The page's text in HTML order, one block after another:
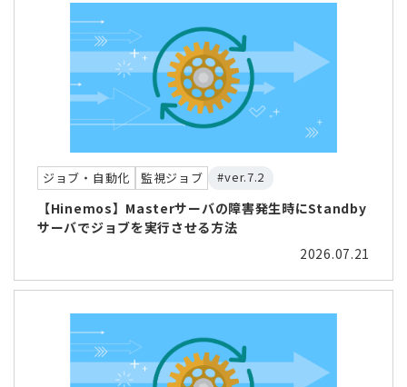
ジョブ・自動化 監視ジョブ #ver.7.2
【Hinemos】Masterサーバの障害発生時にStandby
サーバでジョブを実行させる方法
2026.07.21